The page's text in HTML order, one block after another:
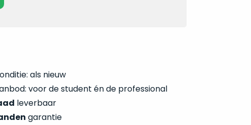
als nieuw
voor de student én de professional
leverbaar
garantie